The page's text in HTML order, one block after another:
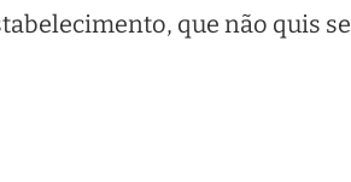
que não quis se